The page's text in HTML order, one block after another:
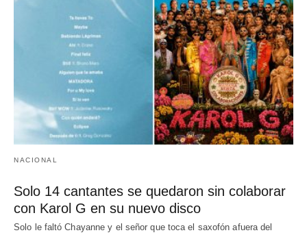
NACIONAL
Solo 14 cantantes se quedaron sin colaborar
con Karol G en su nuevo disco
Solo le faltó Chayanne y el señor que toca el saxofón afuera del